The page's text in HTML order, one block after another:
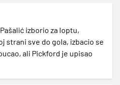
izborio za loptu,
strani sve do gola, izbacio se
ali Pickford je upisao